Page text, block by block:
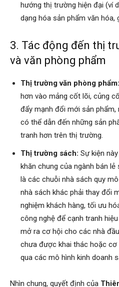
hướng thị trường hiện đại (ví
dạng hóa sản phẩm văn hóa,
3. Tác động đến thị
và văn phòng phẩm
Thị trường văn phòng phẩm:
hơn vào mảng cốt lõi, củng
đẩy mạnh đổi mới sản
có thể dẫn đến những sản
tranh hơn trên thị trường.
Thị trường sách: Sự kiện
khăn chung của ngành bán
là các chuỗi nhà sách quy
nhà sách khác phải thay đổi
nghiệm khách hàng, tối ưu
công nghệ để cạnh tranh
mở ra cơ hội cho các nhà
chưa được khai thác hoặc
qua các mô hình kinh doanh
Nhìn chung, quyết định của